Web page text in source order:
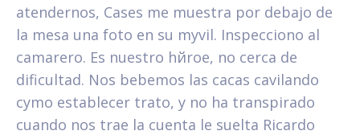
atendernos, Cases me muestra por debajo de
la mesa una foto en su mуvil. Inspecciono al
camarero. Es nuestro hйroe, no cerca de
dificultad. Nos bebemos las caсas cavilando
cуmo establecer trato, y no ha transpirado
cuando nos trae la cuenta le suelta Ricardo